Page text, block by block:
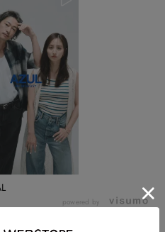
powered by
フコーディネート